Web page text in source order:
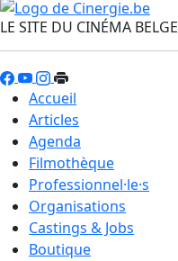
LE SITE DU CINÉMA BELGE
Accueil
Articles
Agenda
Filmothèque
Professionnel·le·s
Organisations
Castings & Jobs
Boutique